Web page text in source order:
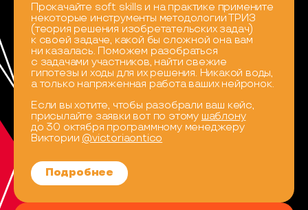
Прокачайте soft skills и на практике примените
некоторые инструменты методологии ТРИЗ
(теория решения изобретательских задач)
к своей задаче, какой бы сложной она вам
ни казалась. Поможем разобраться
с задачами участников, найти свежие
гипотезы и ходы для их решения. Никакой воды,
а только напряженная работа ваших нейронок.
Если вы хотите, чтобы разобрали ваш кейс,
присылайте заявки вот по этому шаблону
до 30 октября программному менеджеру
Виктории @victoriaontico
Подробнее